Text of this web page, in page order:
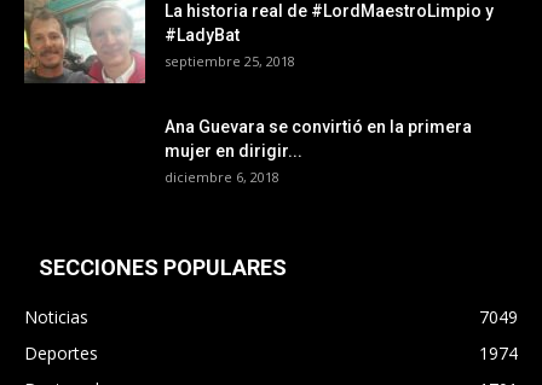
La historia real de #LordMaestroLimpio y
#LadyBat
septiembre 25, 2018
Ana Guevara se convirtió en la primera
mujer en dirigir...
diciembre 6, 2018
SECCIONES POPULARES
Noticias
7049
Deportes
1974